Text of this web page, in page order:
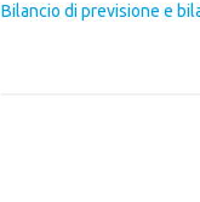
Bilancio di previsione e